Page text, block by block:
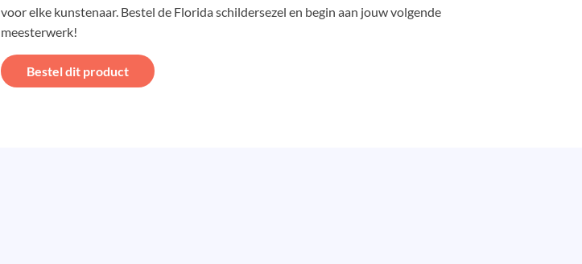
voor elke kunstenaar. Bestel de Florida schildersezel en begin aan jouw volgende
meesterwerk!
Bestel dit product